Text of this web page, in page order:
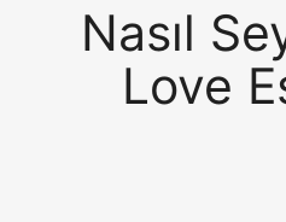
Nasıl
Love